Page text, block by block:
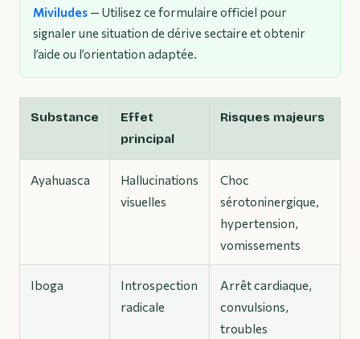
Miviludes — Utilisez ce formulaire officiel pour
signaler une situation de dérive sectaire et obtenir
l’aide ou l’orientation adaptée.
Substance
Effet
principal
Risques majeurs
Ayahuasca
Hallucinations
visuelles
Choc
sérotoninergique,
hypertension,
vomissements
Iboga
Introspection
radicale
Arrêt cardiaque,
convulsions,
troubles